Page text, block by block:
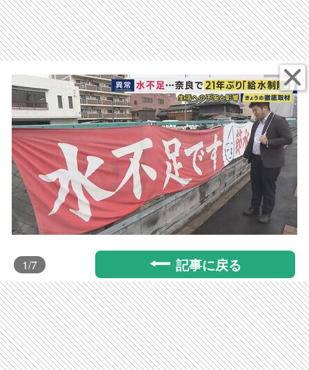
雨ごろ雨量“平年並みか平年よりも少し多
い”」も「“劇的”解消は考えにくい」
1/7 記事に戻る